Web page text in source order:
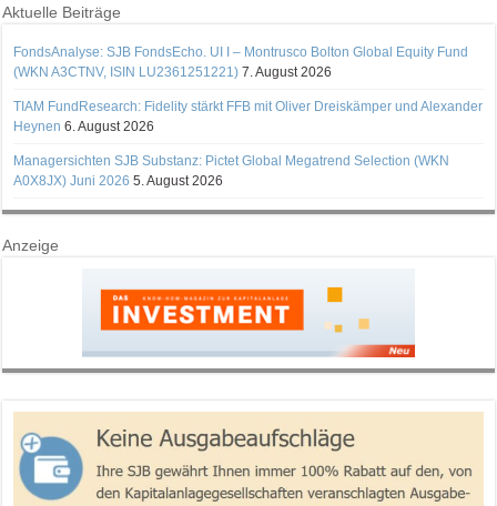
Aktuelle Beiträge
FondsAnalyse: SJB FondsEcho. UI I – Montrusco Bolton Global Equity Fund
(WKN A3CTNV, ISIN LU2361251221) 7. August 2026
TIAM FundResearch: Fidelity stärkt FFB mit Oliver Dreiskämper und Alexander
Heynen 6. August 2026
Managersichten SJB Substanz: Pictet Global Megatrend Selection (WKN
A0X8JX) Juni 2026 5. August 2026
Anzeige